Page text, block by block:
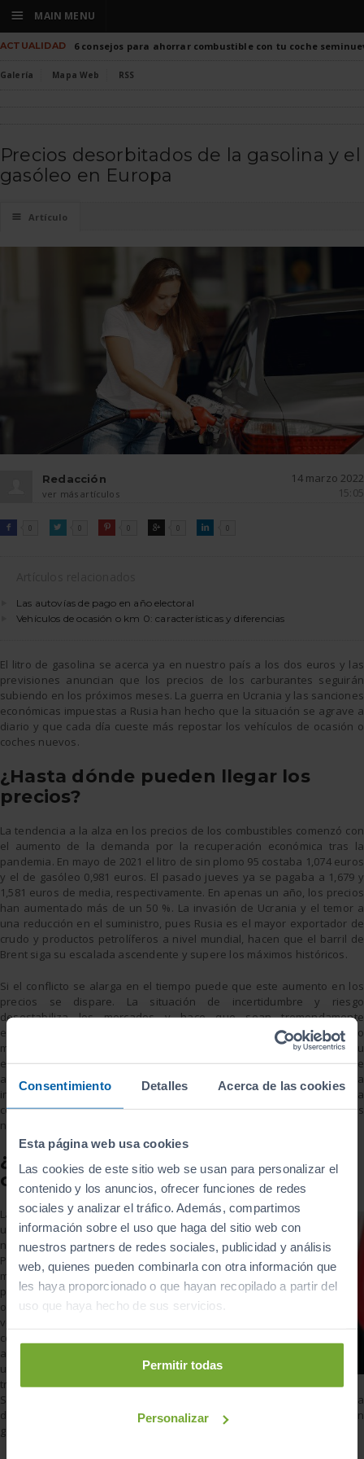
Consentimiento Detalles Acerca de las cookies
Esta página web usa cookies
Las cookies de este sitio web se usan para personalizar el
contenido y los anuncios, ofrecer funciones de redes
sociales y analizar el tráfico. Además, compartimos
información sobre el uso que haga del sitio web con
nuestros partners de redes sociales, publicidad y análisis
web, quienes pueden combinarla con otra información que
les haya proporcionado o que hayan recopilado a partir del
uso que haya hecho de sus servicios.
Permitir todas
Personalizar
ACTUALIDAD 6 consejos para ahorrar combustible con tu coche
Galería Mapa Web RSS
Precios desorbitados de la gasolina y el
gasóleo en Europa
☰ Artículo
Redacción
ver más artículos
14 marzo 2022
15:05

FACEBOOK
0 
TWITTER0 
PINTEREST
0 
GOOGLE0 
LINKEDIN
0
Las autovías de pago en año electoral
Vehículos de ocasión o km 0: características y diferencias
El litro de gasolina se acerca ya en nuestro país a los dos euros y las
previsiones anuncian que los precios de los carburantes seguirán
subiendo en los próximos meses. La guerra en Ucrania y las sanciones
económicas impuestas a Rusia han hecho que la situación se agrave a
diario y que cada día cueste más repostar los vehículos de ocasión o
coches nuevos.
¿Hasta dónde pueden llegar los
precios?
La tendencia a la alza en los precios de los combustibles comenzó con
el aumento de la demanda por la recuperación económica tras la
pandemia. En mayo de 2021 el litro de sin plomo 95 costaba 1,074 euros
y el de gasóleo 0,981 euros. El pasado jueves ya se pagaba a 1,679 y
1,581 euros de media, respectivamente. En apenas un año, los precios
han aumentado más de un 50 %. La invasión de Ucrania y el temor a
una reducción en el suministro, pues Rusia es el mayor exportador de
crudo y productos petrolíferos a nivel mundial, hacen que el barril de
Brent siga su escalada ascendente y supere los máximos históricos.
Si el conflicto se alarga en el tiempo puede que este aumento en los
precios se dispare. La situación de incertidumbre y riesgo
desestabiliza los mercados y hace que sean tremendamente
especulativos. Algunos países, como Portugal o Francia, han iniciado
medidas como reducir los impuestos de la gasolina para frenar su
escalada. En las próximas semanas el gobierno español tendrá que
anunciar algún tipo de rebaja para que la situación no se vuelva
insostenible. El aumento de precios de los combustibles afecta tanto a
conductores de vehículos de ocasión como propietarios de coches
nuevos.
¿Cómo podemos ahorrar en
combustible?
La mejor forma es
utilizar menos
nuestro coche.
Puede ser un buen
momento para
potenciar el uso de
otro tipo de
vehículos menos
contaminantes y
aumentar también la
utilización del
transporte público.
Sin embargo, millones de personas necesitan moverse en coche a
diario y por ello proponemos algunas medidas para ahorrar en
gasóleo y gasolina:
☰ MAIN MENU